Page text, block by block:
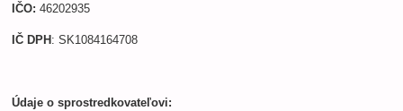
IČO: 46202935
IČ DPH : SK1084164708
Údaje o sprostredkovateľovi: